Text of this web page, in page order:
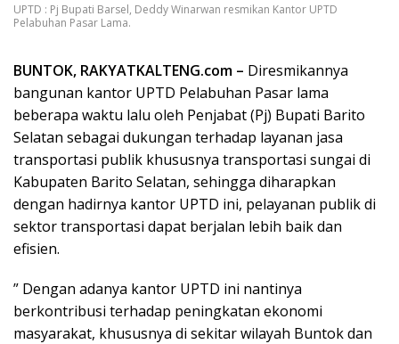
UPTD : Pj Bupati Barsel, Deddy Winarwan resmikan Kantor UPTD
Pelabuhan Pasar Lama.
BUNTOK, RAKYATKALTENG.com – Diresmikannya
bangunan kantor UPTD Pelabuhan Pasar lama
beberapa waktu lalu oleh Penjabat (Pj) Bupati Barito
Selatan sebagai dukungan terhadap layanan jasa
transportasi publik khususnya transportasi sungai di
Kabupaten Barito Selatan, sehingga diharapkan
dengan hadirnya kantor UPTD ini, pelayanan publik di
sektor transportasi dapat berjalan lebih baik dan
efisien.
” Dengan adanya kantor UPTD ini nantinya
berkontribusi terhadap peningkatan ekonomi
masyarakat, khususnya di sekitar wilayah Buntok dan